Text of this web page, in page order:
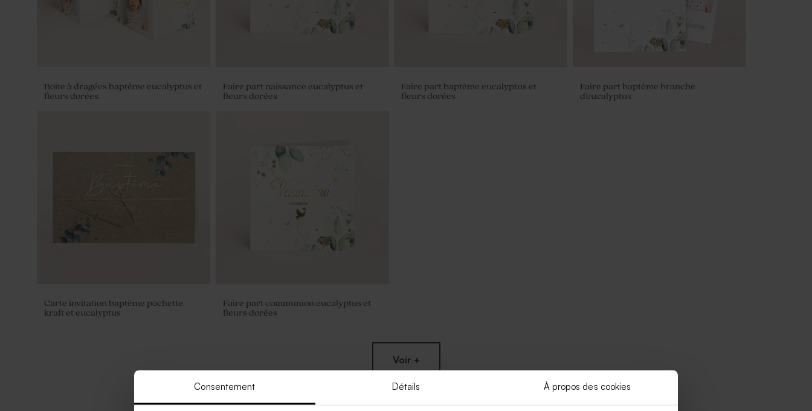
Consentement Détails À propos des cookies
Boite à dragées baptême eucalyptus et
fleurs dorées
Faire part naissance eucalyptus et
fleurs dorées
Faire part baptême eucalyptus et
fleurs dorées
Faire part baptême branche
d'eucalyptus
Carte invitation baptême pochette
kraft et eucalyptus
Faire part communion eucalyptus et
fleurs dorées
Voir +